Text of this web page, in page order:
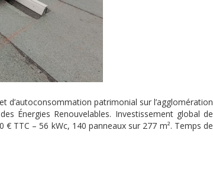
d’autoconsommation patrimonial sur l’agglomération
Énergies Renouvelables. Investissement global de
TTC – 56 kWc, 140 panneaux sur 277 m². Temps de